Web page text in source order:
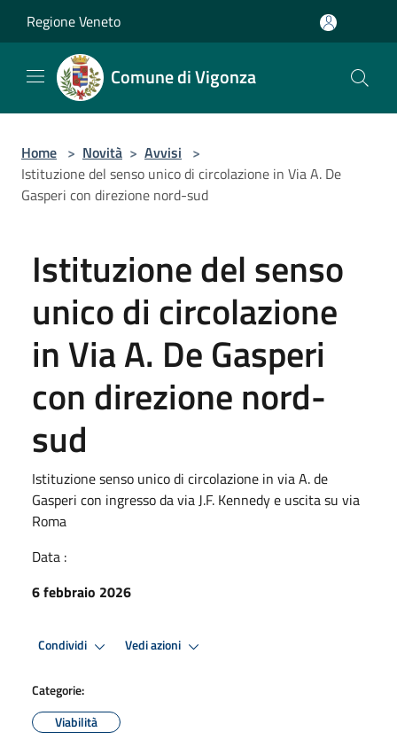
Regione Veneto
Comune di Vigonza
Home > Novità > Avvisi >
Istituzione del senso unico di circolazione in Via A. De
Gasperi con direzione nord-sud
Istituzione del senso
unico di circolazione
in Via A. De Gasperi
con direzione nord-
sud
Istituzione senso unico di circolazione in via A. de
Gasperi con ingresso da via J.F. Kennedy e uscita su via
Roma
Data :
6 febbraio 2026
Condividi Vedi azioni
Categorie:
Viabilità